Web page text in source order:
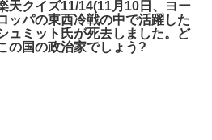
天クイズ11/14(11月10日、ヨー
ッパの東西冷戦の中で活躍した
ュミット氏が死去しました。ど
の国の政治家でしょう?